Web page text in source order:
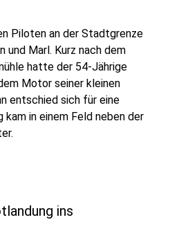
Piloten an der Stadtgrenze
und Marl. Kurz nach dem
hatte der 54-Jährige
Motor seiner kleinen
entschied sich für eine
kam in einem Feld neben der
ins